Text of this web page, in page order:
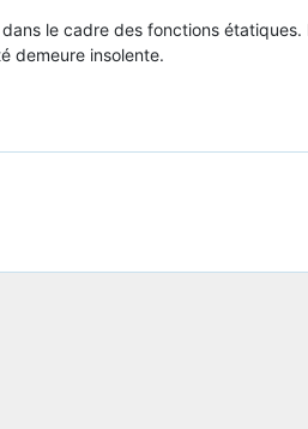
le cadre des fonctions étatiques.
demeure insolente.